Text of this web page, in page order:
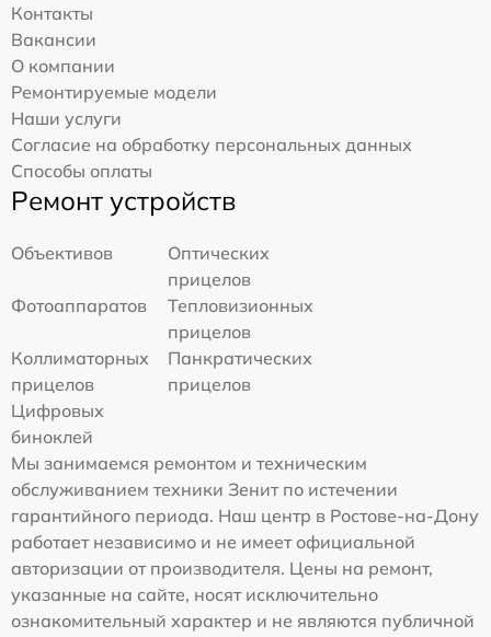
Контакты
Вакансии
О компании
Ремонтируемые модели
Наши услуги
Согласие на обработку персональных данных
Способы оплаты
Ремонт устройств
Объективов
Оптических
прицелов
Фотоаппаратов
Тепловизионных
прицелов
Коллиматорных
прицелов
Панкратических
прицелов
Цифровых
биноклей
Мы занимаемся ремонтом и техническим
обслуживанием техники Зенит по истечении
гарантийного периода. Наш центр в Ростове-на-Дону
работает независимо и не имеет официальной
авторизации от производителя. Цены на ремонт,
указанные на сайте, носят исключительно
ознакомительный характер и не являются публичной